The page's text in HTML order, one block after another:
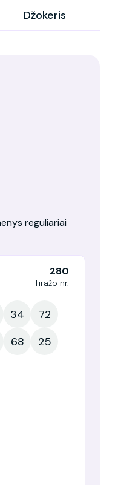
Džokeris
reguliariai
280
Tiražo nr.
34
72
68
25